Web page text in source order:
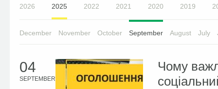
2026 2025 2022 2021 2020 2019
December November October September August July
04
SEPTEMBER
Чому